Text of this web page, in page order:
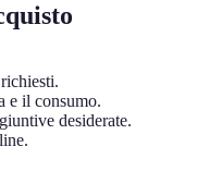
e il consumo.
desiderate.